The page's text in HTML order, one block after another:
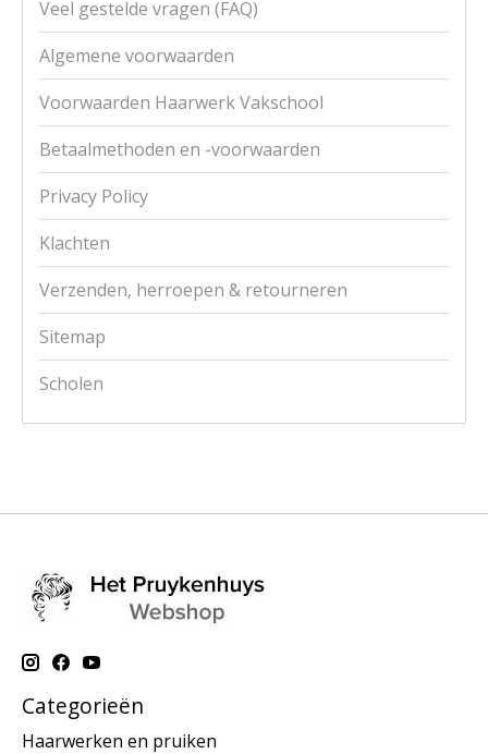
Veel gestelde vragen (FAQ)
Algemene voorwaarden
Voorwaarden Haarwerk Vakschool
Betaalmethoden en -voorwaarden
Privacy Policy
Klachten
Verzenden, herroepen & retourneren
Sitemap
Scholen
Categorieën
Haarwerken en pruiken